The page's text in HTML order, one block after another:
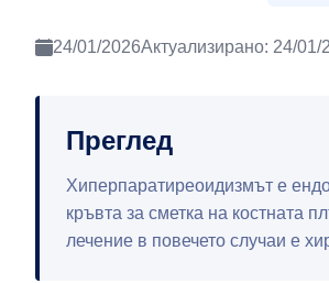
24/01/2026Актуализирано: 24/01/
Преглед
Хиперпаратиреоидизмът е
кръвта за сметка на костната
лечение в повечето случаи е